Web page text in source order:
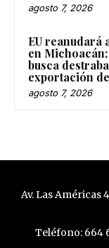
agosto 7, 2026
EU reanudará
en
busca
exportación
agosto 7, 2026
Av. Las Américas
Teléfono: 664